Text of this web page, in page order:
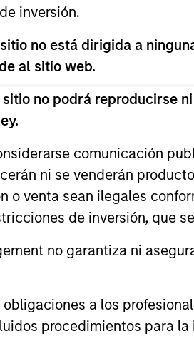
inversión.
no está dirigida a
al sitio web.
no podrá reproducirse
comunicación
ni se venderán
venta sean ilegales
de inversión, que
no garantiza ni
a los
procedimientos para
perform well in the future (for
on this website has not
that you are navigating to a third
site. In no event shall we be